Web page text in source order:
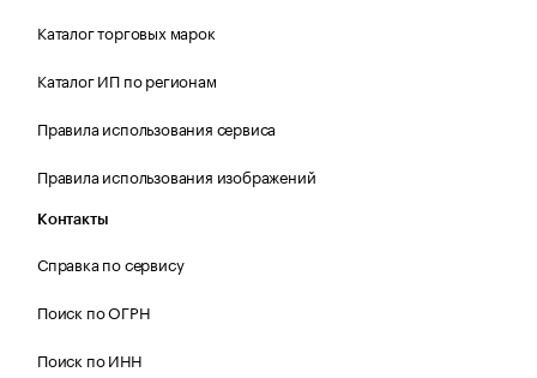
Каталог торговых марок
Каталог ИП по регионам
Правила использования сервиса
Правила использования изображений
Контакты
Справка по сервису
Поиск по ОГРН
Поиск по ИНН